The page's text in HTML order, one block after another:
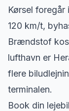
Kørsel foregår
120 km/t,
Brændstof
lufthavn er
flere
terminalen.
Book din